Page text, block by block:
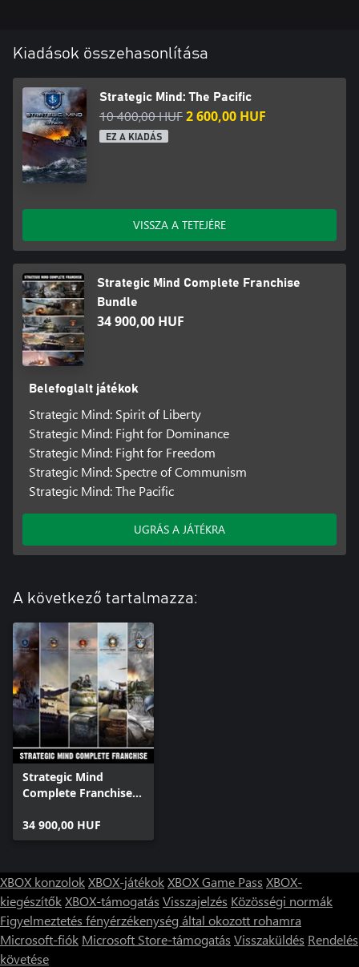
Kiadások összehasonlítása
Strategic Mind: The Pacific
10 400,00 HUF2 600,00 HUF
EZ A KIADÁS
VISSZA A TETEJÉRE
Strategic Mind Complete Franchise
Bundle
34 900,00 HUF
Belefoglalt játékok
Strategic Mind: Spirit of Liberty
Strategic Mind: Fight for Dominance
Strategic Mind: Fight for Freedom
Strategic Mind: Spectre of Communism
Strategic Mind: The Pacific
UGRÁS A JÁTÉKRA
A következő tartalmazza:
Strategic Mind
Complete Franchise
34 900,00 HUF
XBOX konzolokXBOX-játékokXBOX Game Pass XBOX-
kiegészítőkXBOX-támogatás Visszajelzés Közösségi normák
Figyelmeztetés fényérzékenység által okozott rohamra
Microsoft-fiók Microsoft Store-támogatás Visszaküldés Rendelés
követése